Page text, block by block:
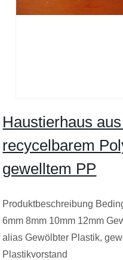
Haustierhaus
recycelbarem
gewelltem PP
Produktbeschreibung
6mm 8mm 10mm 12mm
alias Gewölbter Plastik,
Plastikvorstand